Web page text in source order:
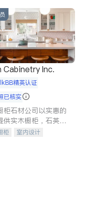
Cabinetry Inc.
精英认证
已核实
柜石材公司以实惠的
供实木橱柜，石英石
多种优质不锈钢水
柜
室内设计